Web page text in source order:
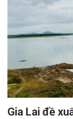
Gia Lai đề